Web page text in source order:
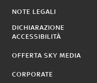
NOTE LEGALI
DICHIARAZIONE
ACCESSIBILITÀ
OFFERTA SKY MEDIA
CORPORATE